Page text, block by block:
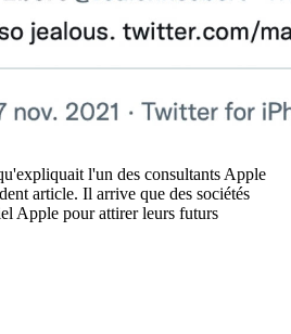
l'un des consultants Apple
article. Il arrive que des sociétés
Apple pour attirer leurs futurs